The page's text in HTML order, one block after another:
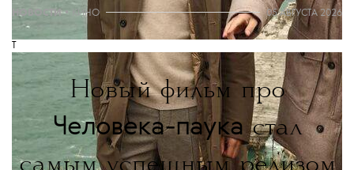
НОВОСТИ• КИНО 05 АВГУСТА 2026
T
Новый фильм про
Человека-паукастал